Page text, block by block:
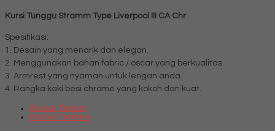
Kursi Tunggu Stramm Type Liverpool III CA Chr
Spesifikasi:
1. Desain yang menarik dan elegan.
2. Menggunakan bahan fabric / oscar yang berkualitas.
3. Armrest yang nyaman untuk lengan anda.
4. Rangka kaki besi chrome yang kokoh dan kuat.
Produk Terkait
Produk Terbaru